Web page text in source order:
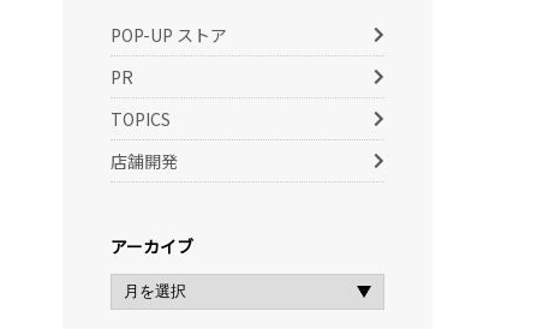
POP-UP ストア
PR
TOPICS
店舗開発
アーカイブ